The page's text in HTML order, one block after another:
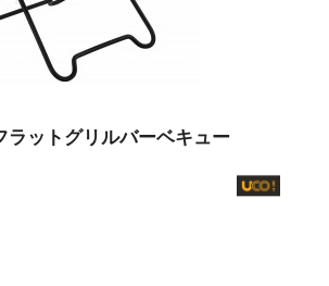
ラットグリルバーベキュー
  